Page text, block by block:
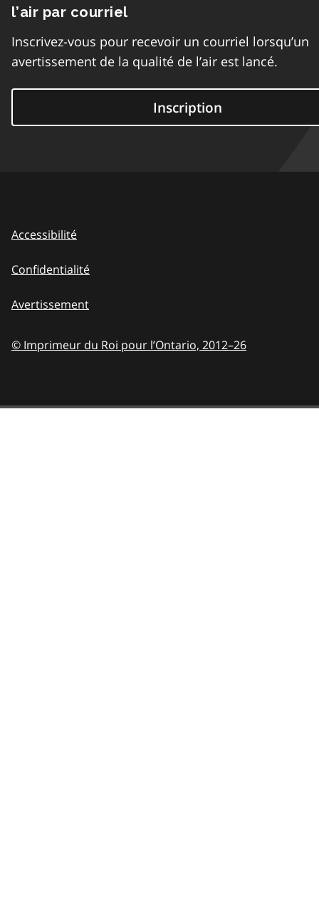
l’air par courriel
Inscrivez-vous pour recevoir un courriel lorsqu’un
avertissement de la qualité de l’air est lancé.
Inscription
Accessibilité
Confidentialité
Avertissement
© Imprimeur du Roi pour l’Ontario, 2012–26